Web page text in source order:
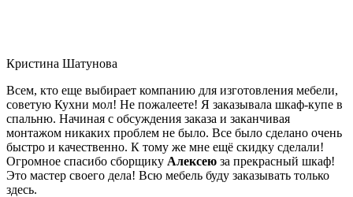
Кристина Шатунова
Всем, кто еще выбирает компанию для изготовления мебели,
советую Кухни мол! Не пожалеете! Я заказывала шкаф-купе в
спальню. Начиная с обсуждения заказа и заканчивая
монтажом никаких проблем не было. Все было сделано очень
быстро и качественно. К тому же мне ещё скидку сделали!
Огромное спасибо сборщику Алексею за прекрасный шкаф!
Это мастер своего дела! Всю мебель буду заказывать только
здесь.